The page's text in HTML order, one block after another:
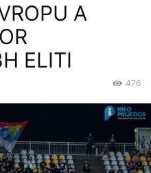
A
ELITI
476